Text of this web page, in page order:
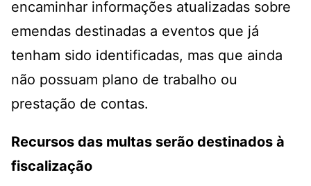
encaminhar informações atualizadas sobre
emendas destinadas a eventos que já
tenham sido identificadas, mas que ainda
não possuam plano de trabalho ou
prestação de contas.
Recursos das multas serão destinados à
fiscalização